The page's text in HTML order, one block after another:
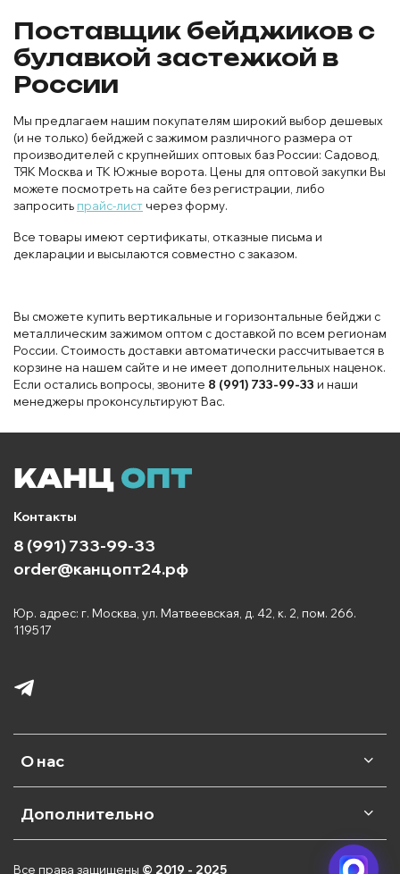
Поставщик бейджиков с
булавкой застежкой в
России
Мы предлагаем нашим покупателям широкий выбор дешевых
(и не только) бейджей с зажимом различного размера от
производителей с крупнейших оптовых баз России: Садовод,
ТЯК Москва и ТК Южные ворота. Цены для оптовой закупки Вы
можете посмотреть на сайте без регистрации, либо
запросить прайс-лист через форму.
Все товары имеют сертификаты, отказные письма и
декларации и высылаются совместно с заказом.
Вы сможете купить вертикальные и горизонтальные бейджи с
металлическим зажимом оптом с доставкой по всем регионам
России. Стоимость доставки автоматически рассчитывается в
корзине на нашем сайте и не имеет дополнительных наценок.
Если остались вопросы, звоните 8 (991) 733-99-33 и наши
менеджеры проконсультируют Вас.
О нас
Дополнительно
Контакты
8 (991) 733-99-33
order@канцопт24.рф
Юр. адрес: г. Москва, ул. Матвеевская, д. 42, к. 2, пом. 266.
119517
Все права защищены © 2019 - 2025